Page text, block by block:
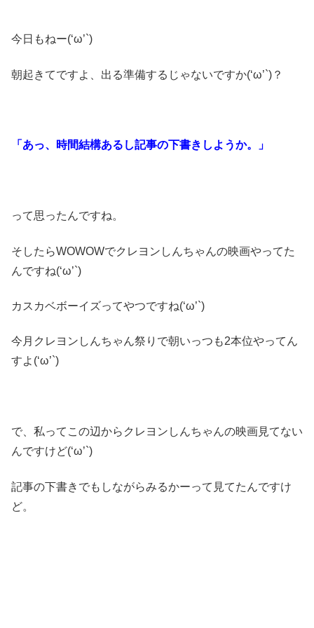
今日もねー(‘ω’`)
朝起きてですよ、出る準備するじゃないですか(‘ω’`)？
「あっ、時間結構あるし記事の下書きしようか。」
って思ったんですね。
そしたらWOWOWでクレヨンしんちゃんの映画やってた
んですね(‘ω’`)
カスカベボーイズってやつですね(‘ω’`)
今月クレヨンしんちゃん祭りで朝いっつも2本位やってん
すよ(‘ω’`)
で、私ってこの辺からクレヨンしんちゃんの映画見てない
んですけど(‘ω’`)
記事の下書きでもしながらみるかーって見てたんですけ
ど。